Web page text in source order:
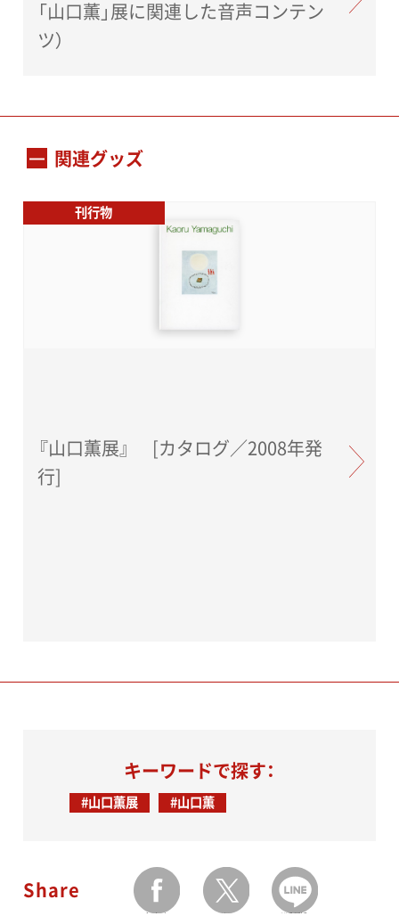
「山口薫」展に関連した音声コンテン
ツ）
関連グッズ
刊行物
『山口薫展』 [カタログ／2008年発
行]
キーワードで探す：
#山口薫展 #山口薫
Share
facebook twitter LINEで送る